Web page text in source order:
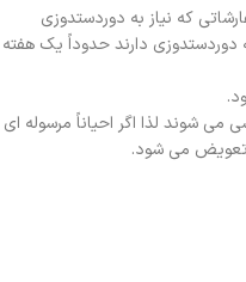
که نیاز به دوردستدوزی
نیاز به دوردستدوزی دارند حدوداً یک هفته
می شوند لذا اگر احیاناً مرسوله ای
تعویض می شود.